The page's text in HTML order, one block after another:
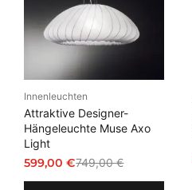
Innenleuchten
Attraktive Designer-
Hängeleuchte Muse Axo
Light
749,00€
Ursprünglicher
599,00€
Aktueller